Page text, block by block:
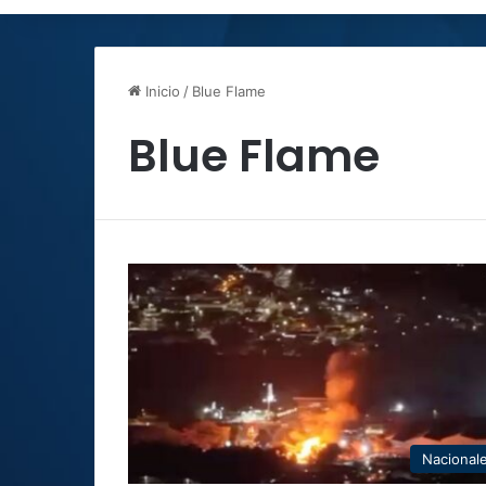
Inicio / Blue Flame
Blue Flame